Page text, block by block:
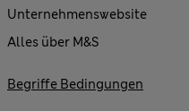
Unternehmenswebsite
Alles über M&S
Begriffe Bedingungen